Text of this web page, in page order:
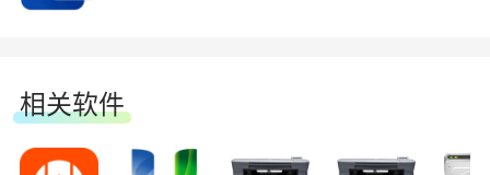
用，将材料成分及适龄范围清楚的展示在标签上，
消费者购买或使用能更直观的挑选所需的用品，同
时也可以起到一定的防伪作用。
相关软件